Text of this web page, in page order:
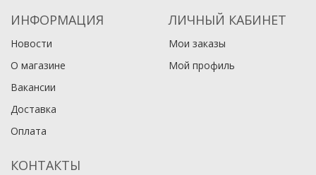
ИНФОРМАЦИЯ
Новости
О магазине
Вакансии
Доставка
Оплата
ЛИЧНЫЙ КАБИНЕТ
Мои заказы
Мой профиль
КОНТАКТЫ